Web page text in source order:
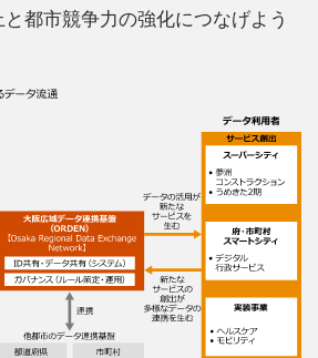
都市競争力の強化につなげよう